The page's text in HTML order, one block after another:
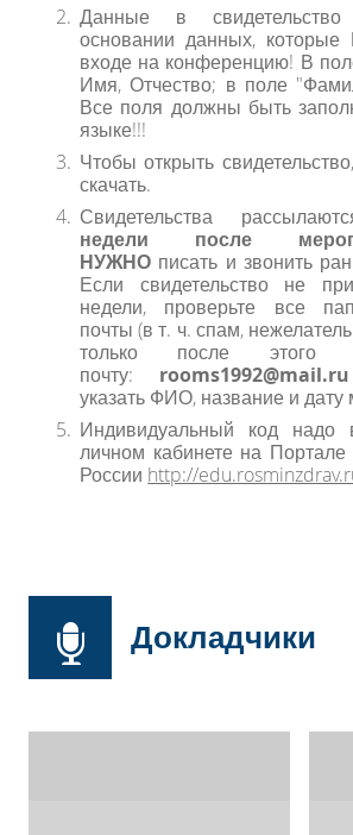
Данные в
основании данных,
входе на конференцию! В
Имя, Отчество; в поле
Все поля должны быть
языке!!!
Чтобы открыть
скачать.
Свидетельства
недели после
НУЖНО писать и звонить
Если свидетельство не
недели, проверьте все
почты (в т. ч. спам,
только после этого
почту: rooms1992@mail.ru
указать ФИО, название и дату
Индивидуальный код надо
личном кабинете на
России http://
Докладчики